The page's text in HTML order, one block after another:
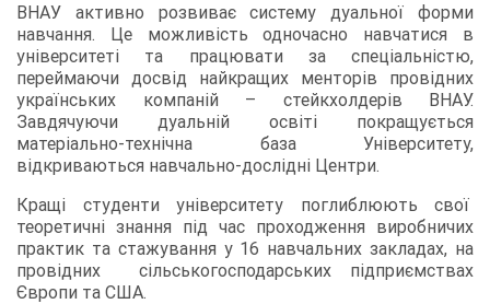
ВНАУ активно розвиває систему дуальної форми
навчання. Це можливість одночасно навчатися в
університеті та працювати за спеціальністю,
переймаючи досвід найкращих менторів провідних
українських компаній – стейкхолдерів ВНАУ.
Завдячуючи дуальній освіті покращується
матеріально-технічна база Університету,
відкриваються навчально-дослідні Центри.
Кращі студенти університету поглиблюють свої
теоретичні знання під час проходження виробничих
практик та стажування у 16 навчальних закладах, на
провідних сільськогосподарських підприємствах
Європи та США.